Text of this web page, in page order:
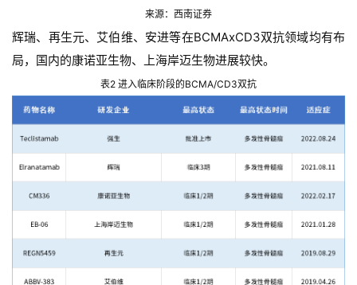
业
资
再
生
临
床
登录 注册
来源：西南证券
辉瑞、再生元、艾伯维、安进等在BCMAxCD3双抗领域均有布
局，国内的康诺亚生物、上海岸迈生物进展较快。
表2 进入临床阶段的BCMA/CD3双抗